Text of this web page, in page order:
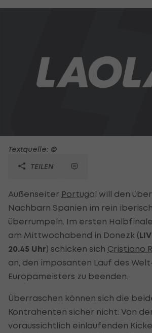
Textquelle: ©
TEILEN
Außenseiter Portugal will den
Nachbarn Spanien im rein
überrumpeln. Im ersten
am Mittwochabend in Donezk (
20.45 Uhr) schicken sich Cristiano
an, den imposanten Lauf des
Europameisters zu beenden.
Überraschen können sich die
Kontrahenten sicher nicht: Von
voraussichtlich einlaufenden